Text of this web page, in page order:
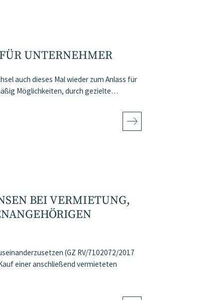
UNTERNEHMER
auch dieses Mal wieder zum Anlass für
Möglichkeiten, durch gezielte…
BEI VERMIETUNG,
(GZ RV/7102072/2017
einer anschließend vermieteten